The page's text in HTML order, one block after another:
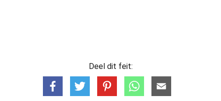
Deel dit feit: